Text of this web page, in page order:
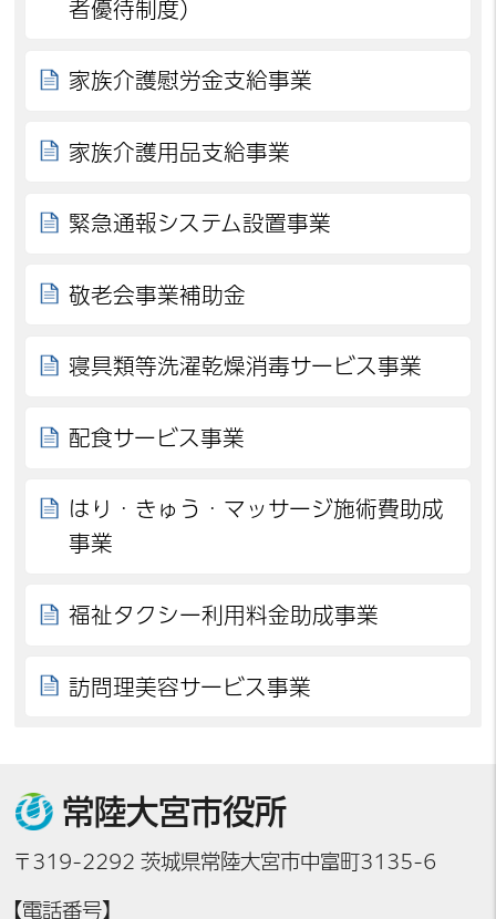
者優待制度）
家族介護慰労金支給事業
家族介護用品支給事業
緊急通報システム設置事業
敬老会事業補助金
寝具類等洗濯乾燥消毒サービス事業
配食サービス事業
はり・きゅう・マッサージ施術費助成
事業
福祉タクシー利用料金助成事業
訪問理美容サービス事業
常陸大宮市役所
〒319-2292 茨城県常陸大宮市中富町3135-6
【電話番号】